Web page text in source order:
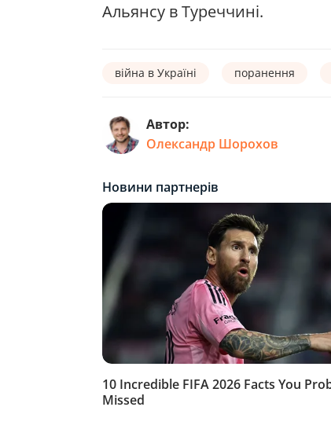
Альянсу в Туреччині.
війна в Україні поранення
Автор:
Олександр Шорохов